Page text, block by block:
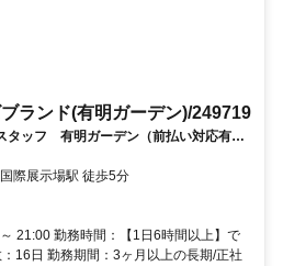
ランド(有明ガーデン)/249719
タッフ 有明ガーデン（前払い対応有・
際展示場駅 徒歩5分
21:00 勤務時間：【1日6時間以上】で
16日 勤務期間：3ヶ月以上の長期/正社